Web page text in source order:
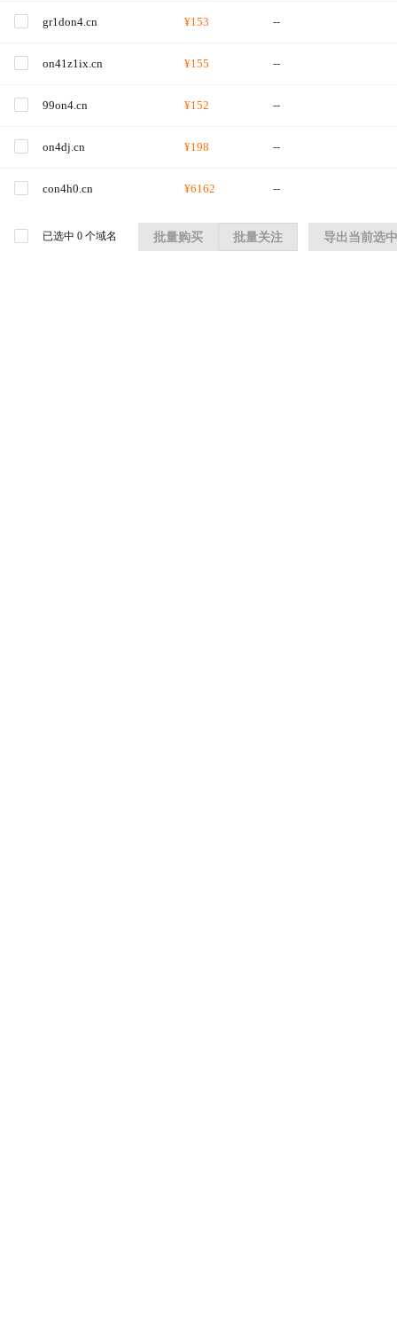
gr1don4.cn ¥153 --
on41z1ix.cn ¥155 --
99on4.cn ¥152 --
on4dj.cn ¥198 --
con4h0.cn ¥6162 --
已选中 0 个域名 批量购买 批量关注 导出当前选中